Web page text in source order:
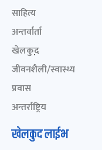
साहित्य
अन्तर्वार्ता
खेलकुद़़
जीवनशैली/स्वास्थ्य
प्रवास
अन्तर्राष्ट्रिय
खेलकुद लाईभ